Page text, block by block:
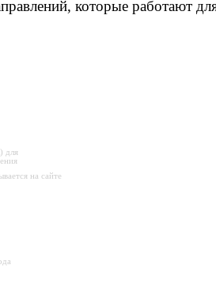
которые работают
для
на сайте